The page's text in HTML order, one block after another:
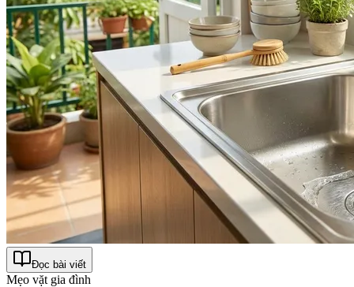
Đọc bài viết
Mẹo vặt gia đình